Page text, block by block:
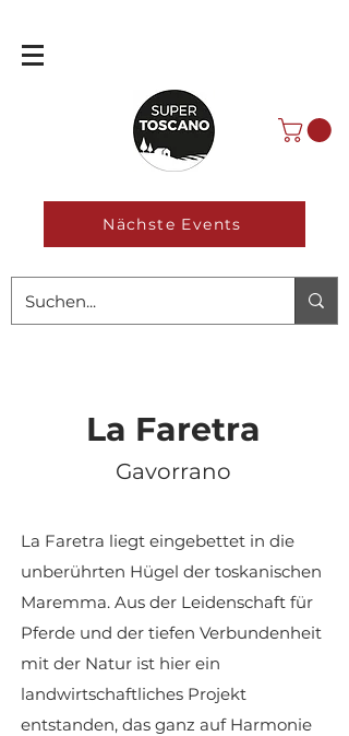
Nächste Events
La Faretra
Gavorrano
La Faretra liegt eingebettet in die
unberührten Hügel der toskanischen
Maremma. Aus der Leidenschaft für
Pferde und der tiefen Verbundenheit
mit der Natur ist hier ein
landwirtschaftliches Projekt
entstanden, das ganz auf Harmonie